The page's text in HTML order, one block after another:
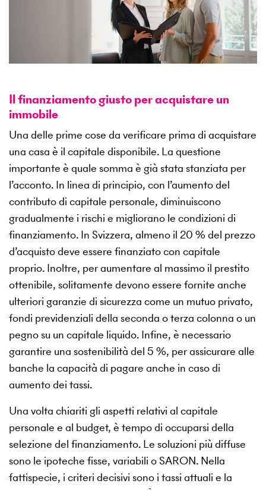
Il finanziamento giusto per acquistare un
immobile
Una delle prime cose da verificare prima di acquistare
una casa è il capitale disponibile. La questione
importante è quale somma è già stata stanziata per
l’acconto. In linea di principio, con l’aumento del
contributo di capitale personale, diminuiscono
gradualmente i rischi e migliorano le condizioni di
finanziamento. In Svizzera, almeno il 20 % del prezzo
d’acquisto deve essere finanziato con capitale
proprio. Inoltre, per aumentare al massimo il prestito
ottenibile, solitamente devono essere fornite anche
ulteriori garanzie di sicurezza come un mutuo privato,
fondi previdenziali della seconda o terza colonna o un
pegno su un capitale liquido. Infine, è necessario
garantire una sostenibilità del 5 %, per assicurare alle
banche la capacità di pagare anche in caso di
aumento dei tassi.
Una volta chiariti gli aspetti relativi al capitale
personale e al budget, è tempo di occuparsi della
selezione del finanziamento. Le soluzioni più diffuse
sono le ipoteche fisse, variabili o SARON. Nella
fattispecie, i criteri decisivi sono i tassi attuali e la